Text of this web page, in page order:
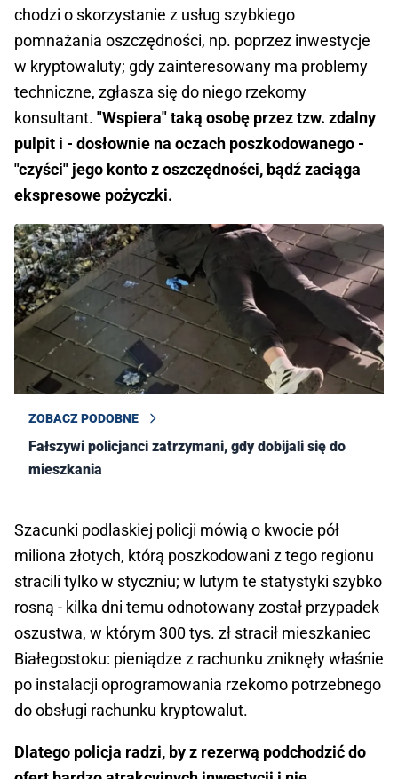
chodzi o skorzystanie z usług szybkiego
pomnażania oszczędności, np. poprzez inwestycje
w kryptowaluty; gdy zainteresowany ma problemy
techniczne, zgłasza się do niego rzekomy
konsultant. "Wspiera" taką osobę przez tzw. zdalny
pulpit i - dosłownie na oczach poszkodowanego -
"czyści" jego konto z oszczędności, bądź zaciąga
ekspresowe pożyczki.
ZOBACZ PODOBNE
Fałszywi policjanci zatrzymani, gdy dobijali się do
mieszkania
Szacunki podlaskiej policji mówią o kwocie pół
miliona złotych, którą poszkodowani z tego regionu
stracili tylko w styczniu; w lutym te statystyki szybko
rosną - kilka dni temu odnotowany został przypadek
oszustwa, w którym 300 tys. zł stracił mieszkaniec
Białegostoku: pieniądze z rachunku zniknęły właśnie
po instalacji oprogramowania rzekomo potrzebnego
do obsługi rachunku kryptowalut.
Dlatego policja radzi, by z rezerwą podchodzić do